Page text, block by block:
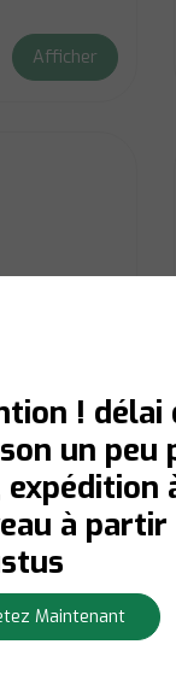
Afficher
! délai
un peu
à partir
Maintenant